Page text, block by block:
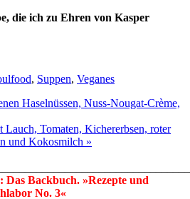
die ich zu Ehren von Kasper
, Suppen, Veganes
Haselnüssen, Nuss-Nougat-Crème,
Tomaten, Kichererbsen, roter
und Kokosmilch »
Backbuch. »Rezepte und
No. 3«